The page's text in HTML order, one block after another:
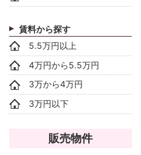
賃料から探す
5.5万円以上
4万円から5.5万円
3万から4万円
3万円以下
販売物件